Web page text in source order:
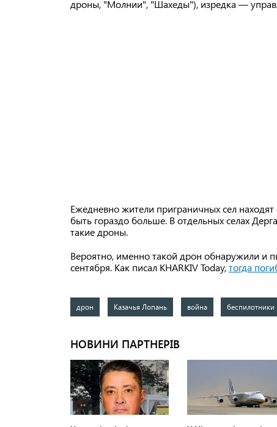
дроны, "Молнии", "Шахеды"), изредка —
Ежедневно жители приграничных сел
быть гораздо больше. В отдельных селах
такие дроны.
Вероятно, именно такой дрон обнаружили и
сентября. Как писал KHARKIV Today,тогда
дрон Казачья Лопань война беспилотники